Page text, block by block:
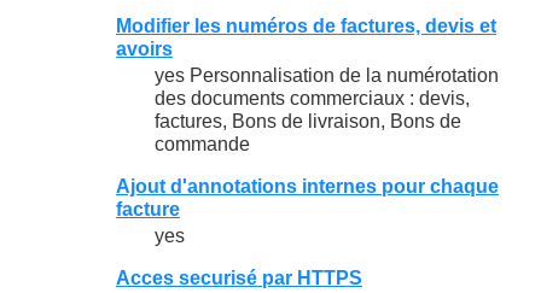
Modifier les numéros de factures, devis et
avoirs
yes Personnalisation de la numérotation
des documents commerciaux : devis,
factures, Bons de livraison, Bons de
commande
Ajout d'annotations internes pour chaque
facture
yes
Acces securisé par HTTPS